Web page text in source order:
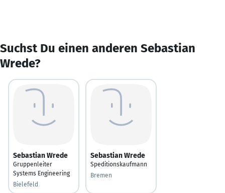
Suchst Du einen anderen Sebastian
Wrede?
Sebastian Wrede
Gruppenleiter
Systems Engineering
Bielefeld
Sebastian Wrede
Speditionskaufmann
Bremen